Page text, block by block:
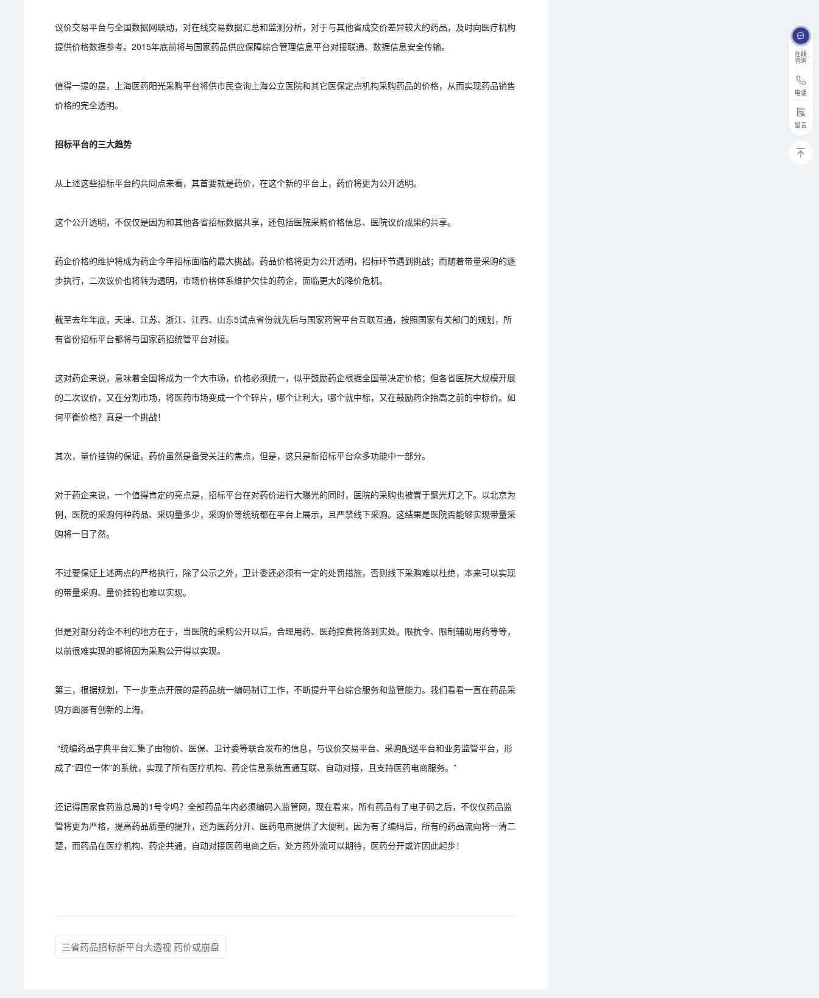
在线
咨询
电话
留言
议价交易平台与全国数据网联动，对在线交易数据汇总和监测分析，对于与其他省成交价差异较大的药品，及时向医疗机构
提供价格数据参考。2015年底前将与国家药品供应保障综合管理信息平台对接联通、数据信息安全传输。
值得一提的是，上海医药阳光采购平台将供市民查询上海公立医院和其它医保定点机构采购药品的价格，从而实现药品销售
价格的完全透明。
招标平台的三大趋势
从上述这些招标平台的共同点来看，其首要就是药价，在这个新的平台上，药价将更为公开透明。
这个公开透明，不仅仅是因为和其他各省招标数据共享，还包括医院采购价格信息、医院议价成果的共享。
药企价格的维护将成为药企今年招标面临的最大挑战。药品价格将更为公开透明，招标环节遇到挑战；而随着带量采购的逐
步执行，二次议价也将转为透明，市场价格体系维护欠佳的药企，面临更大的降价危机。
截至去年年底，天津、江苏、浙江、江西、山东5试点省份就先后与国家药管平台互联互通，按照国家有关部门的规划，所
有省份招标平台都将与国家药招统管平台对接。
这对药企来说，意味着全国将成为一个大市场，价格必须统一，似乎鼓励药企根据全国量决定价格；但各省医院大规模开展
的二次议价，又在分割市场，将医药市场变成一个个碎片，哪个让利大，哪个就中标，又在鼓励药企抬高之前的中标价。如
何平衡价格？真是一个挑战！
其次，量价挂钩的保证。药价虽然是备受关注的焦点，但是，这只是新招标平台众多功能中一部分。
对于药企来说，一个值得肯定的亮点是，招标平台在对药价进行大曝光的同时，医院的采购也被置于聚光灯之下。以北京为
例，医院的采购何种药品、采购量多少，采购价等统统都在平台上展示，且严禁线下采购。这结果是医院否能够实现带量采
购将一目了然。
不过要保证上述两点的严格执行，除了公示之外，卫计委还必须有一定的处罚措施，否则线下采购难以杜绝，本来可以实现
的带量采购、量价挂钩也难以实现。
但是对部分药企不利的地方在于，当医院的采购公开以后，合理用药、医药控费将落到实处。限抗令、限制辅助用药等等，
以前很难实现的都将因为采购公开得以实现。
第三，根据规划，下一步重点开展的是药品统一编码制订工作，不断提升平台综合服务和监管能力。我们看看一直在药品采
购方面屡有创新的上海。
“统编药品字典平台汇集了由物价、医保、卫计委等联合发布的信息，与议价交易平台、采购配送平台和业务监管平台，形
成了“四位一体”的系统，实现了所有医疗机构、药企信息系统直通互联、自动对接，且支持医药电商服务。”
还记得国家食药监总局的1号令吗？全部药品年内必须编码入监管网，现在看来，所有药品有了电子码之后，不仅仅药品监
管将更为严格，提高药品质量的提升，还为医药分开、医药电商提供了大便利，因为有了编码后，所有的药品流向将一清二
楚，而药品在医疗机构、药企共通，自动对接医药电商之后，处方药外流可以期待，医药分开或许因此起步！
三省药品招标新平台大透视 药价或崩盘